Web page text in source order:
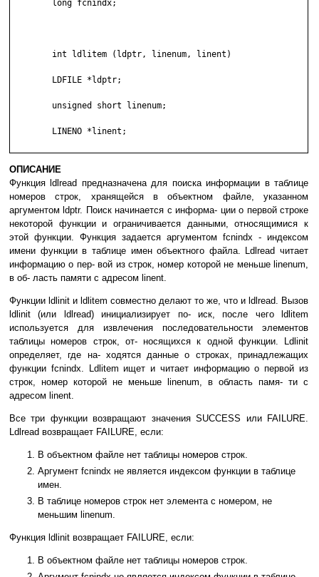
ОПИСАНИЕ
Функция ldlread предназначена для поиска информации в таблице
номеров строк, хранящейся в объектном файле, указанном
аргументом ldptr. Поиск начинается с информа- ции о первой строке
некоторой функции и ограничивается данными, относящимися к
этой функции. Функция задается аргументом fcnindx - индексом
имени функции в таблице имен объектного файла. Ldlread читает
информацию о пер- вой из строк, номер которой не меньше linenum,
в об- ласть памяти с адресом linent.
Функции ldlinit и ldlitem совместно делают то же, что и ldlread. Вызов
ldlinit (или ldlread) инициализирует по- иск, после чего ldlitem
используется для извлечения последовательности элементов
таблицы номеров строк, от- носящихся к одной функции. Ldlinit
определяет, где на- ходятся данные о строках, принадлежащих
функции fcnindx. Ldlitem ищет и читает информацию о первой из
строк, номер которой не меньше linenum, в область памя- ти с
адресом linent.
Все три функции возвращают значения SUCCESS или FAILURE.
Ldlread возвращает FAILURE, если:
В объектном файле нет таблицы номеров строк.
Аргумент fcnindx не является индексом функции в таблице
имен.
В таблице номеров строк нет элемента с номером, не
меньшим linenum.
Функция ldlinit возвращает FAILURE, если:
В объектном файле нет таблицы номеров строк.